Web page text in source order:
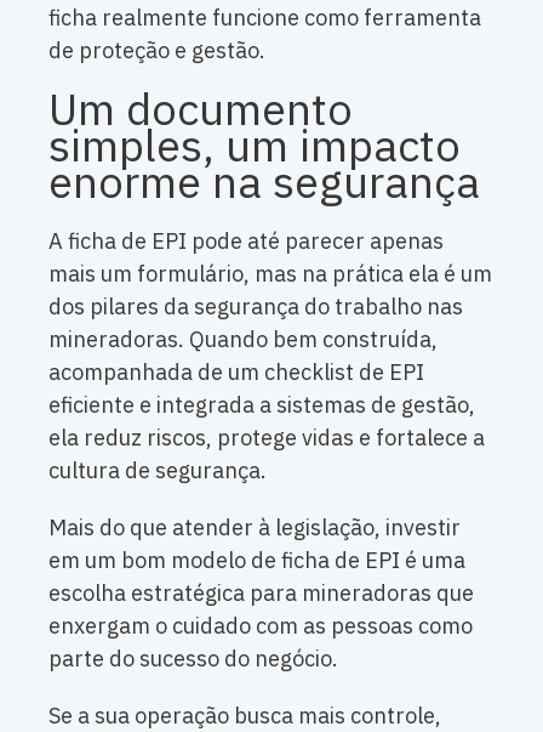
ficha realmente funcione como ferramenta
de proteção e gestão.
Um documento
simples, um impacto
enorme na segurança
A ficha de EPI pode até parecer apenas
mais um formulário, mas na prática ela é um
dos pilares da segurança do trabalho nas
mineradoras. Quando bem construída,
acompanhada de um checklist de EPI
eficiente e integrada a sistemas de gestão,
ela reduz riscos, protege vidas e fortalece a
cultura de segurança.
Mais do que atender à legislação, investir
em um bom modelo de ficha de EPI é uma
escolha estratégica para mineradoras que
enxergam o cuidado com as pessoas como
parte do sucesso do negócio.
Se a sua operação busca mais controle,